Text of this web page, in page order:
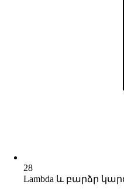
28
Lambda և բարձր